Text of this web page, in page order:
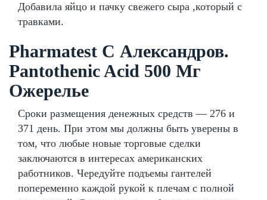
Добавила яйцо и пачку свежего сыра ,который с
травками.
Pharmatest C Александров.
Pantothenic Acid 500 Мг
Ожерелье
Сроки размещения денежных средств — 276 и
371 день. При этом мы должны быть уверены в
том, что любые новые торговые сделки
заключаются в интересах американских
работников. Чередуйте подъемы гантелей
попеременно каждой рукой к плечам с полной